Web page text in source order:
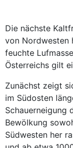
Die nächste
von Nordwesten
feuchte
Österreichs gilt
Zunächst zeigt
im Südosten
Schauerneigung
Bewölkung
Südwesten her